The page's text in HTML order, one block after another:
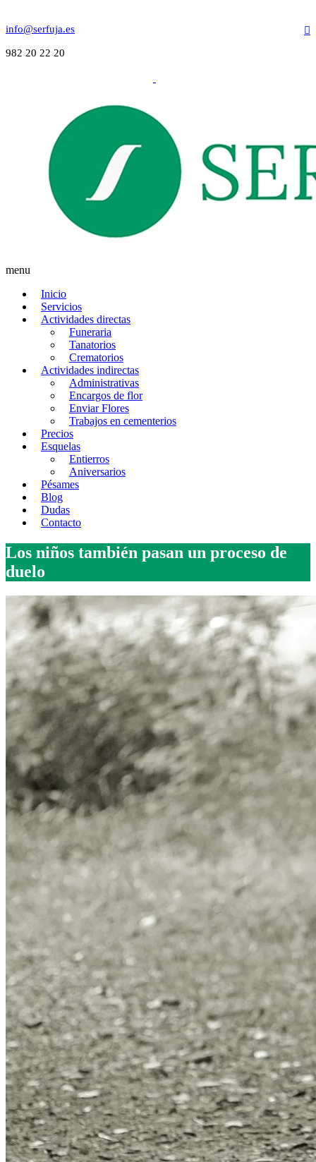
info@serfuja.es
982 20 22 20
menu
Inicio
Servicios
Actividades directas
Funeraria
Tanatorios
Crematorios
Actividades indirectas
Administrativas
Encargos de flor
Enviar Flores
Trabajos en cementerios
Precios
Esquelas
Entierros
Aniversarios
Pésames
Blog
Dudas
Contacto
Los niños también pasan un proceso de
duelo